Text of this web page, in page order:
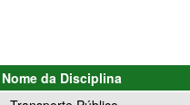
Nome da Disciplina